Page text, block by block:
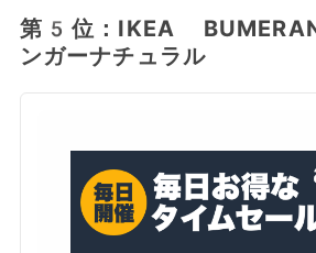
第5位：IKEA
ンガーナチュラル